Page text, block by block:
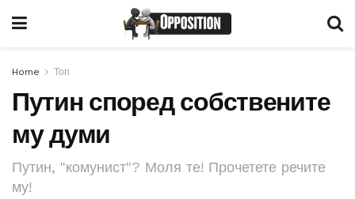
Home Топ
Путин според собствените
му думи
Путин, "комунист"? Моля те! Прочетете речите
му!